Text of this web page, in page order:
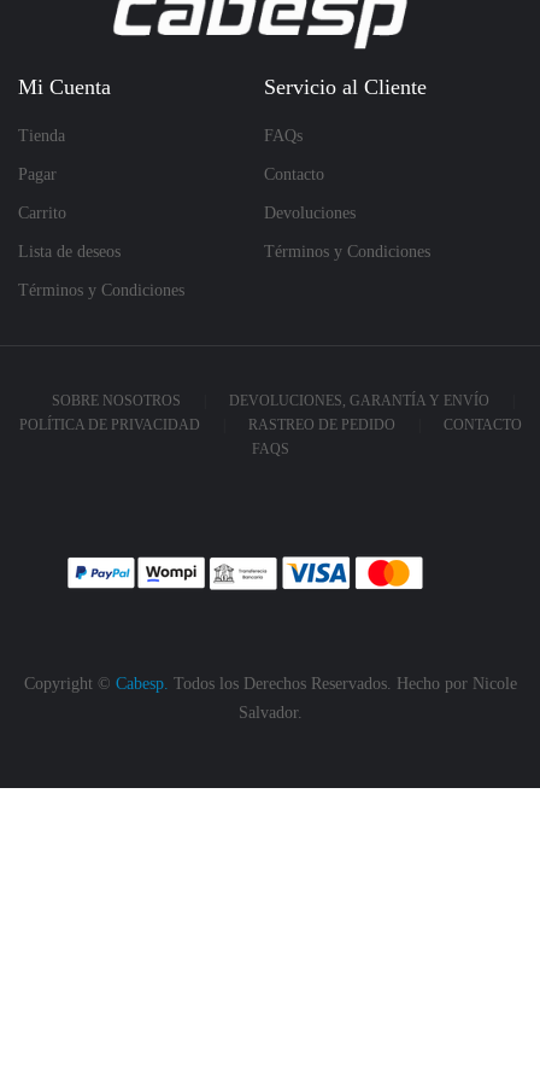
Mi Cuenta
Tienda
Pagar
Carrito
Lista de deseos
Términos y Condiciones
Servicio al Cliente
FAQs
Contacto
Devoluciones
Términos y Condiciones
SOBRE NOSOTROS
DEVOLUCIONES, GARANTÍA Y ENVÍO
POLÍTICA DE PRIVACIDAD
RASTREO DE PEDIDO
CONTACTO
FAQS
Copyright © Cabesp. Todos los Derechos Reservados. Hecho por Nicole
Salvador.